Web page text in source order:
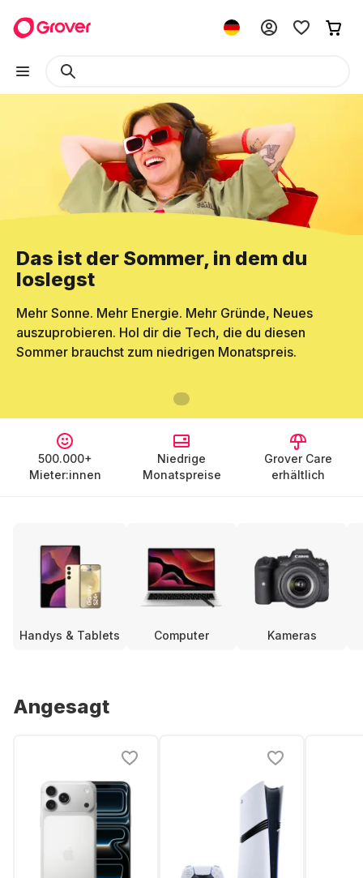
Das ist der Sommer, in dem du
loslegst
Mehr Sonne. Mehr Energie. Mehr Gründe, Neues
auszuprobieren. Hol dir die Tech, die du diesen
Sommer brauchst zum niedrigen Monatspreis.
500.000+
Mieter:innen
Niedrige
Monatspreise
Grover Care
erhältlich
Handys & Tablets Computer Kameras
Angesagt